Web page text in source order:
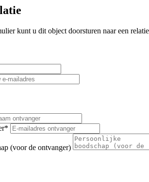
kunt u dit object doorsturen naar een
(voor de ontvanger)